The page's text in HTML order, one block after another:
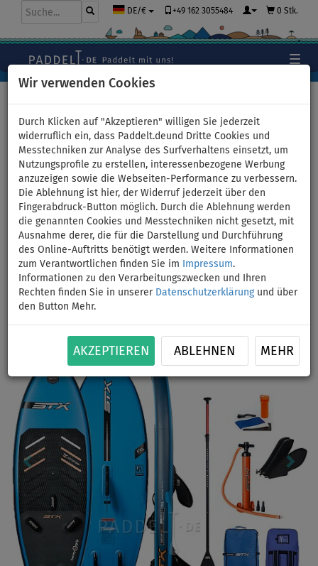
Wir verwenden Cookies
Durch Klicken auf "Akzeptieren" willigen Sie jederzeit
widerruflich ein, dass Paddelt.deund Dritte Cookies und
Messtechniken zur Analyse des Surfverhaltens einsetzt, um
Nutzungsprofile zu erstellen, interessenbezogene Werbung
anzuzeigen sowie die Webseiten-Performance zu verbessern.
Die Ablehnung ist hier, der Widerruf jederzeit über den
Fingerabdruck-Button möglich. Durch die Ablehnung werden
die genannten Cookies und Messtechniken nicht gesetzt, mit
Ausnahme derer, die für die Darstellung und Durchführung
des Online-Auftritts benötigt werden. Weitere Informationen
zum Verantwortlichen finden Sie im
Impressum.
Informationen zu den Verarbeitungszwecken und Ihren
Rechten finden Sie in unserer Datenschutzerklärungund über
den Button Mehr.
AKZEPTIEREN ABLEHNEN MEHR
DE/€ +49 162 3055484 0 Stk.
Windsurfboard STX iWindsurf
WS 250 RS - aufblasbar -
Variante: Set mit Paddel
BIS
-3 %
BIS
125 kg
SEGEL
OPTION
VERSAND
GRATIS
Previous